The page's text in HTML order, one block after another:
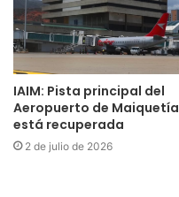
IAIM: Pista principal del
Aeropuerto de Maiquetía
está recuperada
2 de julio de 2026